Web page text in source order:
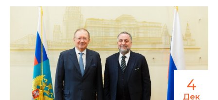
4
Дек